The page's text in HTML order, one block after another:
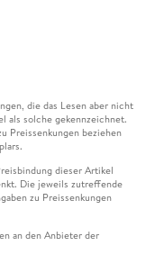
die das Lesen aber nicht
als solche gekennzeichnet.
Preissenkungen beziehen
dieser Artikel
Die jeweils zutreffende
zu Preissenkungen
an den Anbieter der